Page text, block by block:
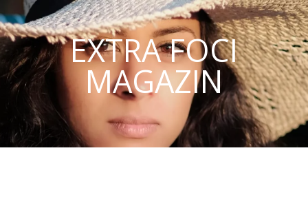
EXTRA FOCI
MAGAZIN